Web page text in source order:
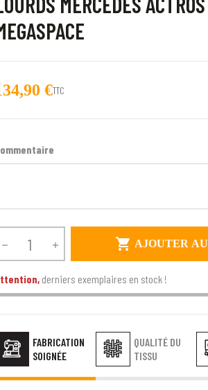
€TTC
   AJOUTER
derniers exemplaires en stock !
FABRICATION
SOIGNÉE
QUALITÉ DU
TISSU